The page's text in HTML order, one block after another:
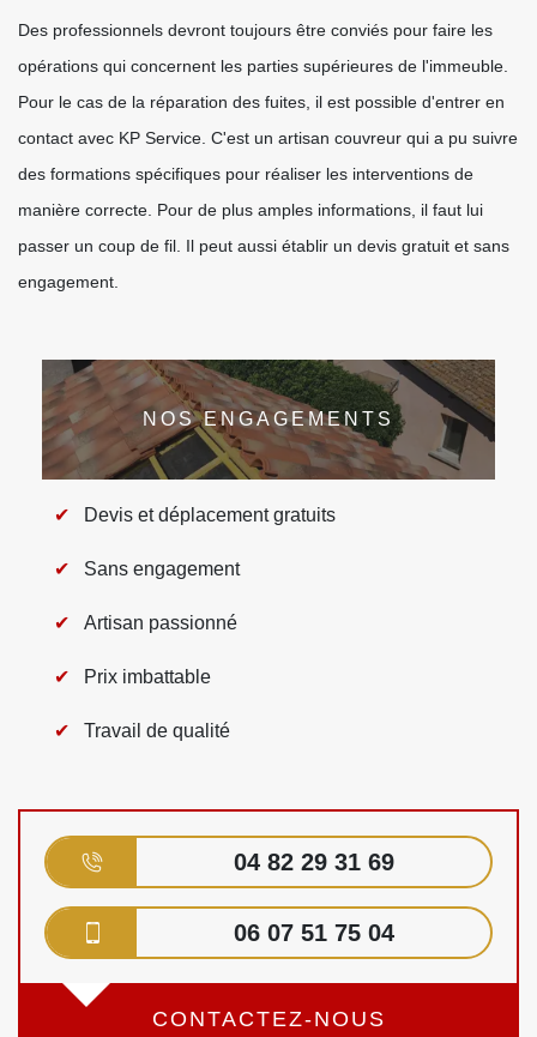
Des professionnels devront toujours être conviés pour faire les
opérations qui concernent les parties supérieures de l'immeuble.
Pour le cas de la réparation des fuites, il est possible d'entrer en
contact avec KP Service. C'est un artisan couvreur qui a pu suivre
des formations spécifiques pour réaliser les interventions de
manière correcte. Pour de plus amples informations, il faut lui
passer un coup de fil. Il peut aussi établir un devis gratuit et sans
engagement.
NOS ENGAGEMENTS
Devis et déplacement gratuits
Sans engagement
Artisan passionné
Prix imbattable
Travail de qualité
04 82 29 31 69
06 07 51 75 04
CONTACTEZ-NOUS